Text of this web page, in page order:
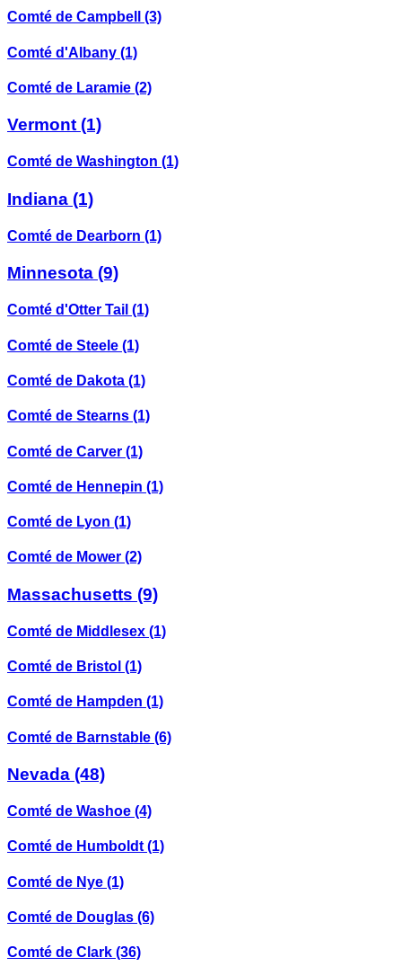
Comté de Campbell (3)
Comté d'Albany (1)
Comté de Laramie (2)
Vermont (1)
Comté de Washington (1)
Indiana (1)
Comté de Dearborn (1)
Minnesota (9)
Comté d'Otter Tail (1)
Comté de Steele (1)
Comté de Dakota (1)
Comté de Stearns (1)
Comté de Carver (1)
Comté de Hennepin (1)
Comté de Lyon (1)
Comté de Mower (2)
Massachusetts (9)
Comté de Middlesex (1)
Comté de Bristol (1)
Comté de Hampden (1)
Comté de Barnstable (6)
Nevada (48)
Comté de Washoe (4)
Comté de Humboldt(1)
Comté de Nye (1)
Comté de Douglas (6)
Comté de Clark (36)